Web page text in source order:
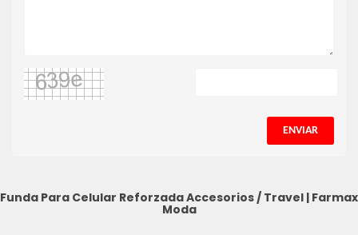
ENVIAR
Funda Para Celular ReforzadaAccesorios / Travel | Farmax
Moda